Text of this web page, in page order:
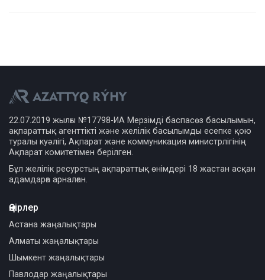
22.07.2019 жылғы №17798-ИА Мерзімді баспасөз басылымын,
ақпараттық агенттікті және желілік басылымды есепке қою
туралы куәлігі, Ақпарат және коммуникация министрлігінің
Ақпарат комитетімен берілген.
Бұл желілік ресурстың ақпараттық өнімдері 18 жастан асқан
адамдарға арналған.
Өңірлер
Астана жаңалықтары
Алматы жаңалықтары
Шымкент жаңалықтары
Павлодар жаңалықтары